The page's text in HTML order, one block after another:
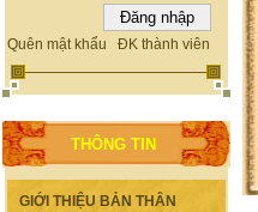
Quên mật khẩu ĐK thành viên
THÔNG TIN
GIỚI THIỆU BẢN THÂN